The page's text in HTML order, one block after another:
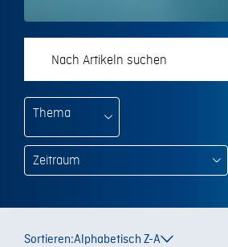
Thema
Sortieren:Alphabetisch Z-A